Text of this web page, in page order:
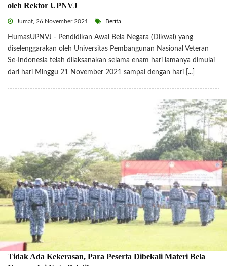
oleh Rektor UPNVJ
Jumat, 26 November 2021 Berita
HumasUPNVJ - Pendidikan Awal Bela Negara (Dikwal) yang
diselenggarakan oleh Universitas Pembangunan Nasional Veteran
Se-Indonesia telah dilaksanakan selama enam hari lamanya dimulai
dari hari Minggu 21 November 2021 sampai dengan hari [...]
Tidak Ada Kekerasan, Para Peserta Dibekali Materi Bela